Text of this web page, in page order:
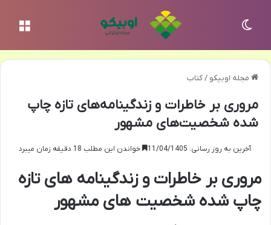
مجله اوبیکو /کتاب
مروری بر خاطرات و زندگینامه‌های تازه چاپ
شده شخصیت‌های مشهور
آخرین به روز رسانی: 11/04/1405 خواندن این مطلب 18 دقیقه زمان میبرد
مروری بر خاطرات و زندگینامه های تازه
چاپ شده شخصیت های مشهور